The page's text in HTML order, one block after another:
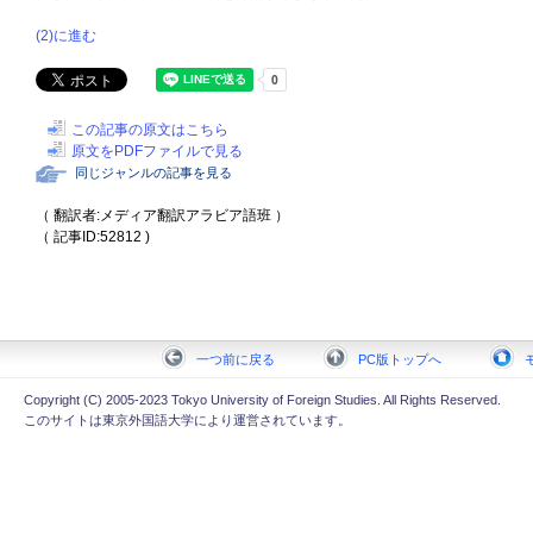
(2)に進む
この記事の原文はこちら
原文をPDFファイルで見る
同じジャンルの記事を見る
（ 翻訳者:メディア翻訳アラビア語班 ）
（ 記事ID:52812 )
一つ前に戻る PC版トップへ
Copyright (C) 2005-2023 Tokyo University of Foreign Studies. All Rights Reserved.
このサイトは東京外国語大学により運営されています。